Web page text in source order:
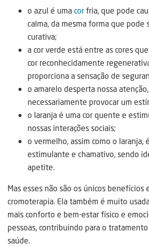
o azul é umacorfria, que pode
calma, da mesma forma que pode
curativa;
a cor verde está entre as cores
cor reconhecidamente
proporciona a sensação de
o amarelo desperta nossa
necessariamente provocar um
o laranja é uma cor quente e
nossas interações sociais;
o vermelho, assim como o laranja,
estimulante e chamativo, sendo
apetite.
Mas esses não são os únicos benefícios
cromoterapia. Ela também é muito
mais conforto e bem-estar físico e
pessoas, contribuindo para o
saúde.